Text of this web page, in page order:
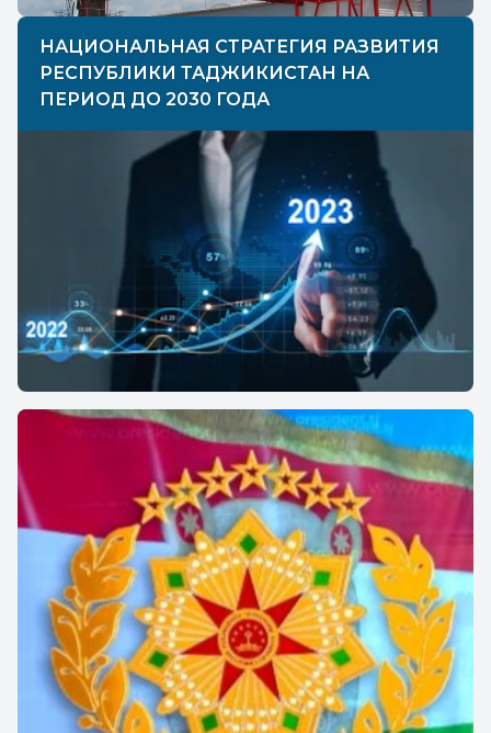
НАЦИОНАЛЬНАЯ СТРАТЕГИЯ РАЗВИТИЯ
РЕСПУБЛИКИ ТАДЖИКИСТАН НА
ПЕРИОД ДО 2030 ГОДА